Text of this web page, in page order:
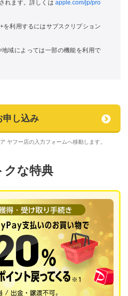
れます。詳しくは apple.com/jp/pro
を利用するにはサブスクリプション
地域によっては一部の機能を利用で
申し込み
ヤフー店の入力フォームへ移動します。
クな特典